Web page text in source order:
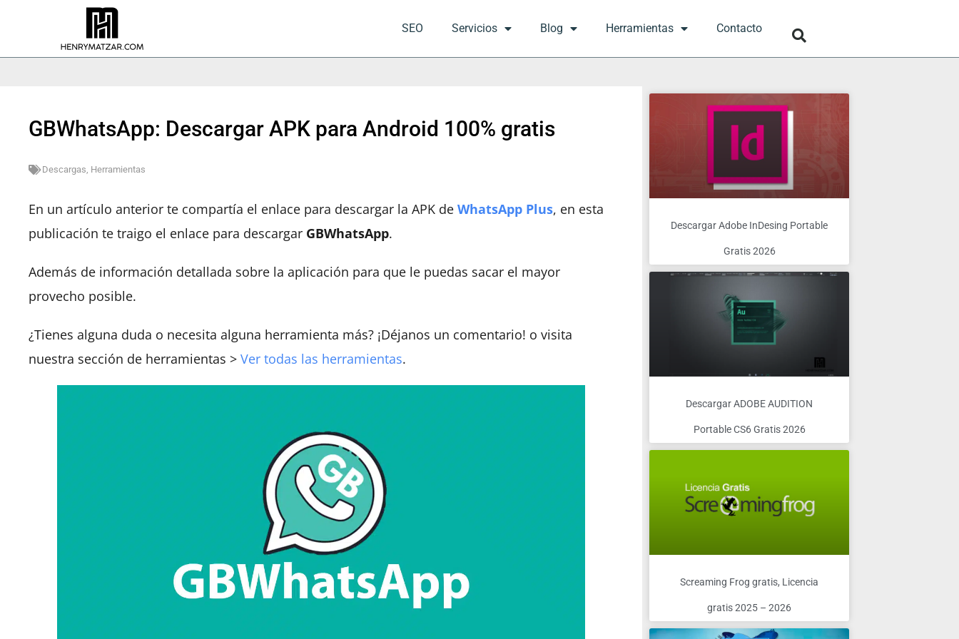
SEO Servicios Blog Herramientas Contacto
GBWhatsApp: Descargar APK para Android 100% gratis
Descargas, Herramientas
En un artículo anterior te compartía el enlace para descargar la APK de WhatsApp Plus, en esta
publicación te traigo el enlace para descargar GBWhatsApp.
Además de información detallada sobre la aplicación para que le puedas sacar el mayor
provecho posible.
¿Tienes alguna duda o necesita alguna herramienta más? ¡Déjanos un comentario! o visita
nuestra sección de herramientas > Ver todas las herramientas.
Descargar Adobe InDesing Portable
Gratis 2026
Descargar ADOBE AUDITION
Portable CS6 Gratis 2026
Screaming Frog gratis, Licencia
gratis 2025 – 2026